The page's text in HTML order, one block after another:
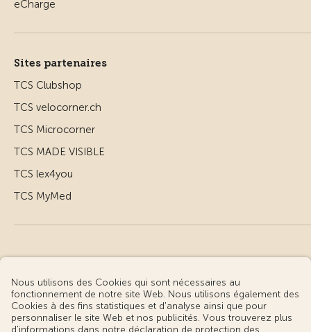
Sites partenaires
TCS Clubshop
TCS velocorner.ch
TCS Microcorner
TCS MADE VISIBLE
TCS lex4you
TCS MyMed